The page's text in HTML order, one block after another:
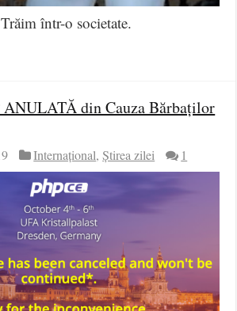
într-o societate.
ANULATĂ din Cauza Bărbaților
Internațional,Știrea zilei 1